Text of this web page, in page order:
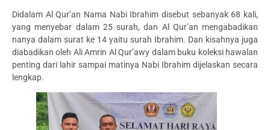
Didalam Al Qur’an Nama Nabi Ibrahim disebut sebanyak 68 kali,
yang menyebar dalam 25 surah, dan Al Qur’an mengabadikan
nanya dalam surat ke 14 yaitu surah Ibrahim. Dan kisahnya juga
diabadikan oleh Ali Amrin Al Qur’awy dalam buku koleksi hawalan
penting dari lahir sampai matinya Nabi Ibrahim dijelaskan secara
lengkap.